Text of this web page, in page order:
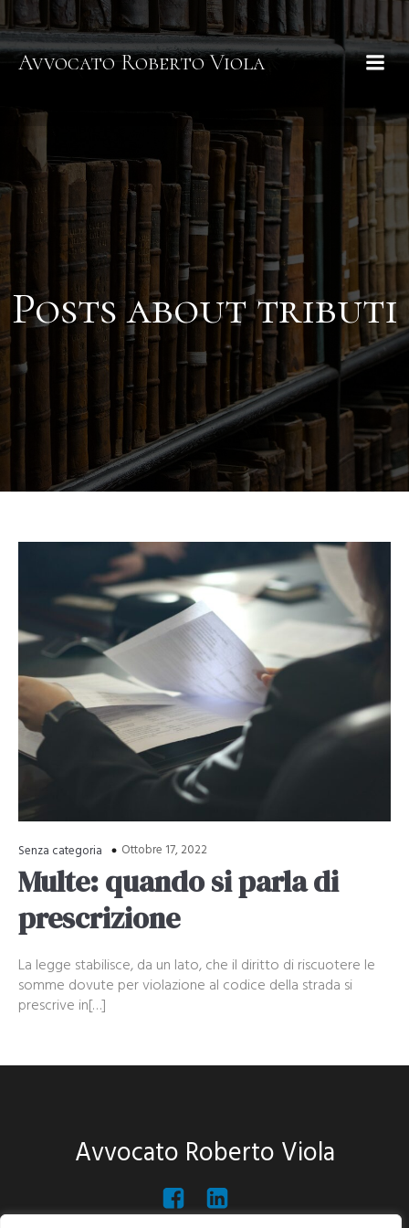
Avvocato Roberto Viola
Posts about tributi
Senza categoria Ottobre 17, 2022
Multe: quando si parla di
prescrizione
La legge stabilisce, da un lato, che il diritto di riscuotere le
somme dovute per violazione al codice della strada si
prescrive in[…]
Avvocato Roberto Viola